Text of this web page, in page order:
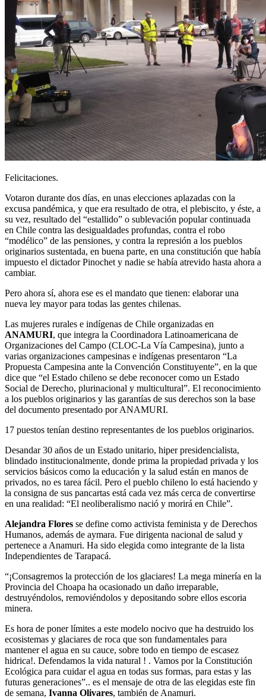
Felicitaciones.
Votaron durante dos días, en unas elecciones aplazadas con la
excusa pandémica, y que era resultado de otra, el plebiscito, y éste, a
su vez, resultado del “estallido” o sublevación popular continuada
en Chile contra las desigualdades profundas, contra el robo
“modélico” de las pensiones, y contra la represión a los pueblos
originarios sustentada, en buena parte, en una constitución que había
impuesto el dictador Pinochet y nadie se había atrevido hasta ahora a
cambiar.
Pero ahora sí, ahora ese es el mandato que tienen: elaborar una
nueva ley mayor para todas las gentes chilenas.
Las mujeres rurales e indígenas de Chile organizadas en
ANAMURI, que integra la Coordinadora Latinoamericana de
Organizaciones del Campo (CLOC-La Vía Campesina), junto a
varias organizaciones campesinas e indígenas presentaron “La
Propuesta Campesina ante la Convención Constituyente”, en la que
dice que “el Estado chileno se debe reconocer como un Estado
Social de Derecho, plurinacional y multicultural”. El reconocimiento
a los pueblos originarios y las garantías de sus derechos son la base
del documento presentado por ANAMURI.
17 puestos tenían destino representantes de los pueblos originarios.
Desandar 30 años de un Estado unitario, hiper presidencialista,
blindado institucionalmente, donde prima la propiedad privada y los
servicios básicos como la educación y la salud están en manos de
privados, no es tarea fácil. Pero el pueblo chileno lo está haciendo y
la consigna de sus pancartas está cada vez más cerca de convertirse
en una realidad: “El neoliberalismo nació y morirá en Chile”.
Alejandra Flores se define como activista feminista y de Derechos
Humanos, además de aymara. Fue dirigenta nacional de salud y
pertenece a Anamuri. Ha sido elegida como integrante de la lista
Independientes de Tarapacá.
“¡Consagremos la protección de los glaciares! La mega minería en la
Provincia del Choapa ha ocasionado un daño irreparable,
destruyéndolos, removiéndolos y depositando sobre ellos escoria
minera.
Es hora de poner límites a este modelo nocivo que ha destruido los
ecosistemas y glaciares de roca que son fundamentales para
mantener el agua en su cauce, sobre todo en tiempo de escasez
hidrica!. Defendamos la vida natural ! . Vamos por la Constitución
Ecológica para cuidar el agua en todas sus formas, para estas y las
futuras generaciones”.. es el mensaje de otra de las elegidas este fin
de semana, Ivanna Olivares, también de Anamuri.